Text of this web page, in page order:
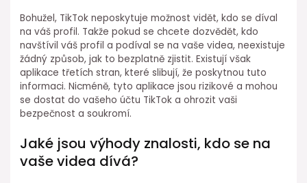
Bohužel, TikTok neposkytuje možnost vidět, kdo se díval
na váš profil. Takže pokud se chcete dozvědět, kdo
navštívil váš profil a podíval se na vaše videa, neexistuje
žádný způsob, jak to bezplatně zjistit. Existují však
aplikace třetích stran, které slibují, že poskytnou tuto
informaci. Nicméně, tyto aplikace jsou rizikové a mohou
se dostat do vašeho účtu TikTok a ohrozit vaši
bezpečnost a soukromí.
Jaké jsou výhody znalosti, kdo se na
vaše videa dívá?